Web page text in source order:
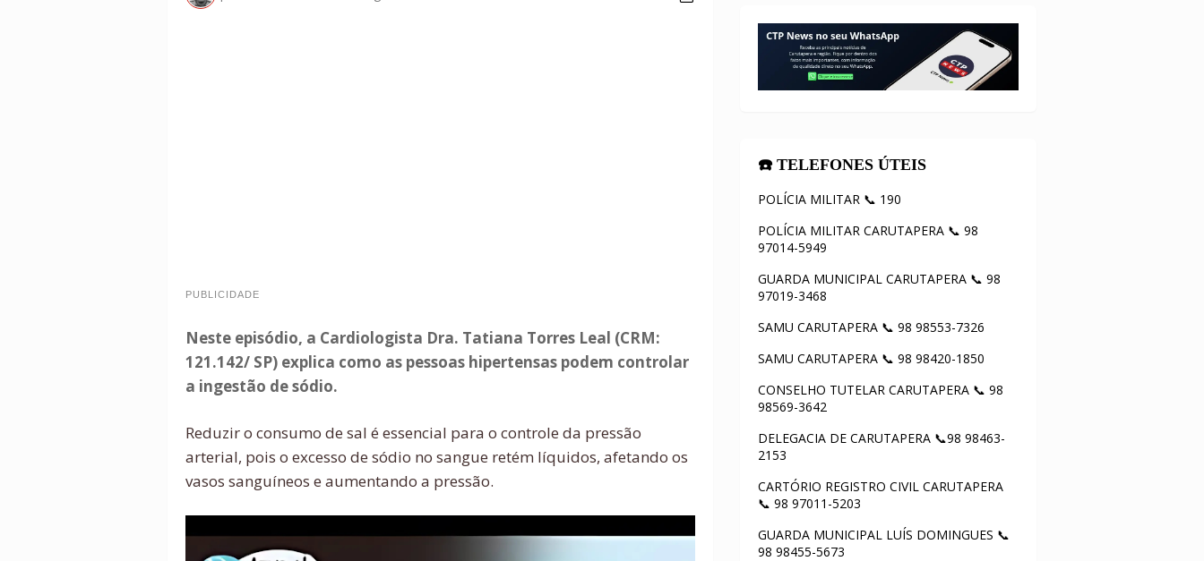
PUBLICIDADE
Neste episódio, a Cardiologista Dra. Tatiana Torres Leal (CRM:
121.142/ SP) explica como as pessoas hipertensas podem controlar
a ingestão de sódio.
Reduzir o consumo de sal é essencial para o controle da pressão
arterial, pois o excesso de sódio no sangue retém líquidos, afetando os
vasos sanguíneos e aumentando a pressão.
☎️ TELEFONES ÚTEIS
POLÍCIA MILITAR 📞 190
POLÍCIA MILITAR CARUTAPERA 📞 98
97014-5949
GUARDA MUNICIPAL CARUTAPERA 📞 98
97019-3468
SAMU CARUTAPERA 📞 98 98553-7326
SAMU CARUTAPERA 📞 98 98420-1850
CONSELHO TUTELAR CARUTAPERA 📞 98
98569-3642
DELEGACIA DE CARUTAPERA 📞98 98463-
2153
CARTÓRIO REGISTRO CIVIL CARUTAPERA
📞 98 97011-5203
GUARDA MUNICIPAL LUÍS DOMINGUES 📞
98 98455-5673